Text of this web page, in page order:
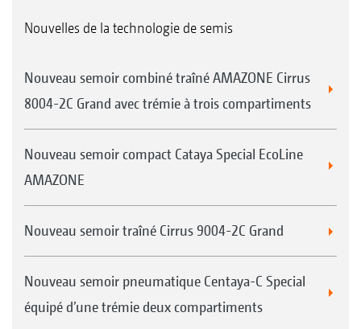
Nouvelles de la technologie de semis
Nouveau semoir combiné traîné AMAZONE Cirrus
8004-2C Grand avec trémie à trois compartiments
Nouveau semoir compact Cataya Special EcoLine
AMAZONE
Nouveau semoir traîné Cirrus 9004-2C Grand
Nouveau semoir pneumatique Centaya-C Special
équipé d’une trémie deux compartiments